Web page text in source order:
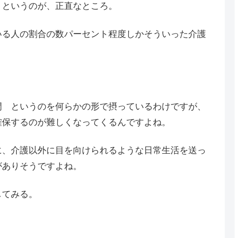
いうのが、正直なところ。
人の割合の数パーセント程度しかそういった介護
いうのを何らかの形で摂っているわけですが、
するのが難しくなってくるんですよね。
介護以外に目を向けられるような日常生活を送っ
りそうですよね。
みる。